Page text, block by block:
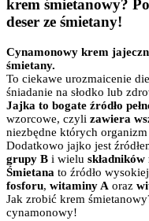
krem śmietanowy?
deser ze śmietany!
Cynamonowy krem
śmietany.
To ciekawe urozmaicenie
śniadanie na słodko lub
Jajka to bogate źródło
wzorcowe, czyli zawiera
niezbędne których
Dodatkowo jajko jest
grupy B i wielu
Śmietana to źródło
fosforu, witaminy A oraz
Jak zrobić krem
cynamonowy!